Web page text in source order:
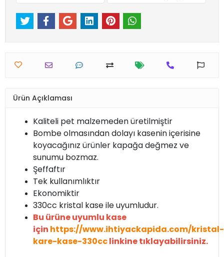
Ürün Açıklaması
Kaliteli pet malzemeden üretilmiştir
Bombe olmasından dolayı kasenin içerisine
koyacağınız ürünler kapağa değmez ve
sunumu bozmaz.
Şeffaftır
Tek kullanımlıktır
Ekonomiktir
330cc kristal kase ile uyumludur.
Bu ürüne uyumlu kase
için https://www.ihtiyackapida.com/kristal-
kare-kase-330cclinkine tıklayabilirsiniz.